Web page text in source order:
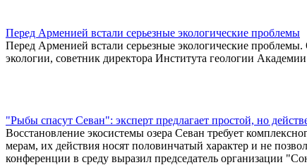
Перед Арменией встали серьезные экологические проблемы
Перед Арменией встали серьезные экологические
экологии, советник директора Института геологии
"Рыбы спасут Севан": эксперт предлагает простой, но
Восстановление экосистемы озера Севан требует
мерам, их действия носят половинчатый характер и не
конференции в среду выразил председатель организации